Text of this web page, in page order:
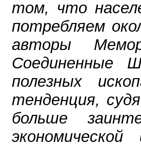
том, что
потребляем
авторы
Соединенные
полезных
тенденция,
больше